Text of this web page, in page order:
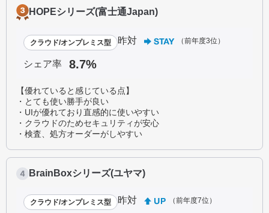
HOPEシリーズ(富士通Japan)
クラウド/オンプレミス型 昨対 （前年度3位）
シェア率 8.7%
【優れていると感じている点】
・とても使い勝手が良い
・UIが優れており直感的に使いやすい
・クラウドのためセキュリティが安心
・検査、処方オーダーがしやすい
BrainBoxシリーズ(ユヤマ)
クラウド/オンプレミス型 昨対 （前年度7位）